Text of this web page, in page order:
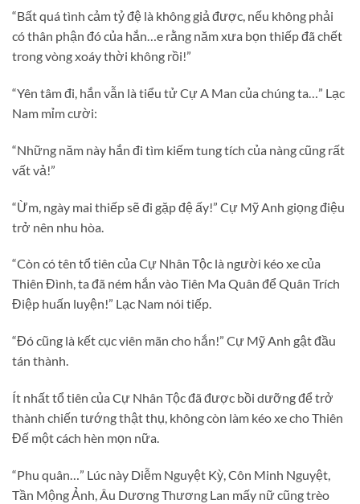
“Bất quá tình cảm tỷ đệ là không giả được, nếu không phải
có thân phận đó của hắn…e rằng năm xưa bọn thiếp đã chết
trong vòng xoáy thời không rồi!”
“Yên tâm đi, hắn vẫn là tiểu tử Cự A Man của chúng ta…” Lạc
Nam mỉm cười:
“Những năm này hắn đi tìm kiếm tung tích của nàng cũng rất
vất vả!”
“Ừm, ngày mai thiếp sẽ đi gặp đệ ấy!” Cự Mỹ Anh giọng điệu
trở nên nhu hòa.
“Còn có tên tổ tiên của Cự Nhân Tộc là người kéo xe của
Thiên Đình, ta đã ném hắn vào Tiên Ma Quân để Quân Trích
Điệp huấn luyện!” Lạc Nam nói tiếp.
“Đó cũng là kết cục viên mãn cho hắn!” Cự Mỹ Anh gật đầu
tán thành.
Ít nhất tổ tiên của Cự Nhân Tộc đã được bồi dưỡng để trở
thành chiến tướng thật thụ, không còn làm kéo xe cho Thiên
Đế một cách hèn mọn nữa.
“Phu quân…” Lúc này Diễm Nguyệt Kỳ, Côn Minh Nguyệt,
Tần Mộng Ảnh, Âu Dương Thương Lan mấy nữ cũng trèo